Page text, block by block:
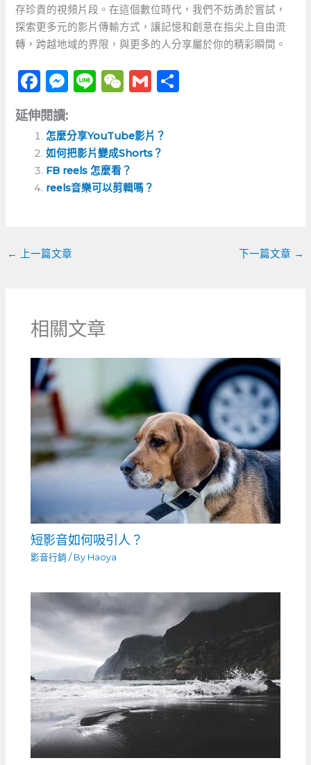
存珍貴的視頻片段。在這個數位時代，我們不妨勇於嘗試，
探索更多元的影片傳輸方式，讓記憶和創意在指尖上自由流
轉，跨越地域的界限，與更多的人分享屬於你的精彩瞬間。
F
a
c
e
b
o
M
ss
e
n
g
Li
e
W
C
h
a
t
G
ai
l
延伸閱讀:
怎麼分享YouTube影片？
如何把影片變成Shorts？
FB reels 怎麼看？
reels音樂可以剪輯嗎？
← 上一篇文章 下一篇文章 →
相關文章
短影音如何吸引人？
影音行銷 / By Haoya